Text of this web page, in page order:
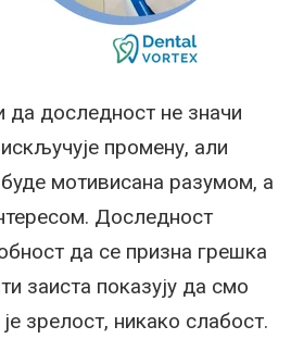
да доследност не значи
промену, али
мотивисана разумом, а
Доследност
да се призна грешка
заиста показују да смо
зрелост, никако слабост.